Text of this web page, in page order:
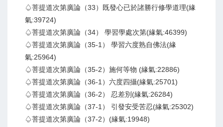
♤菩提道次第廣論（33）既發心已於諸勝行修學道理(緣
氣:39724)
♤菩提道次第廣論（34） 學習學處次第(緣氣:46399)
♤菩提道次第廣論（35-1） 學習六度熟自佛法(緣
氣:25964)
♤菩提道次第廣論（35-2）施何等物 (緣氣:22886)
♤菩提道次第廣論（36-1）六度四攝(緣氣:25701)
♤菩提道次第廣論（36-2） 忍差別(緣氣:26284)
♤菩提道次第廣論（37-1） 引發安受苦忍(緣氣:25302)
♤菩提道次第廣論（37-2）(緣氣:19948)